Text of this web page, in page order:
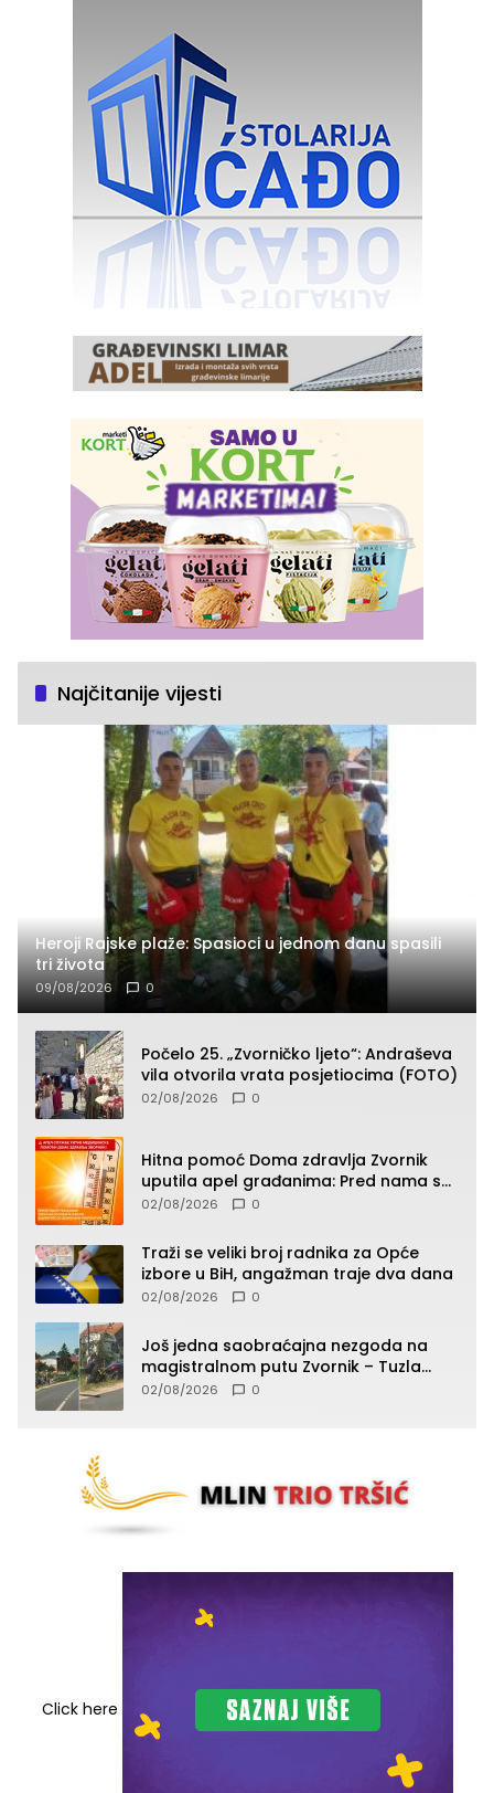
Najčitanije vijesti
Heroji Rajske plaže: Spasioci u jednom danu spasili
tri života
09/08/2026 0
Počelo 25. „Zvorničko ljeto“: Andraševa
vila otvorila vrata posjetiocima (FOTO)
02/08/2026 0
Hitna pomoć Doma zdravlja Zvornik
uputila apel građanima: Pred nama su
temperature do 40°C, oprez zbog
02/08/2026 0
Traži se veliki broj radnika za Opće
izbore u BiH, angažman traje dva dana
02/08/2026 0
Još jedna saobraćajna nezgoda na
magistralnom putu Zvornik – Tuzla
(FOTO)
02/08/2026 0
Click here